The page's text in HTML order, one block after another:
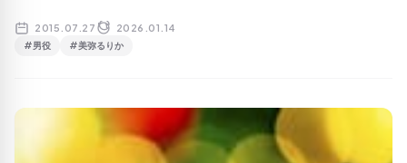
2015.07.27 2026.01.14
#男役 #美弥るりか